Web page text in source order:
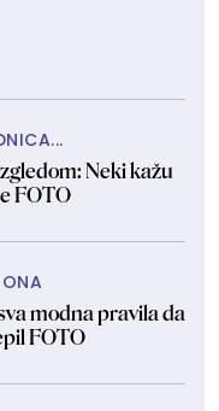
Neki kažu
FOTO
modna pravila da
FOTO